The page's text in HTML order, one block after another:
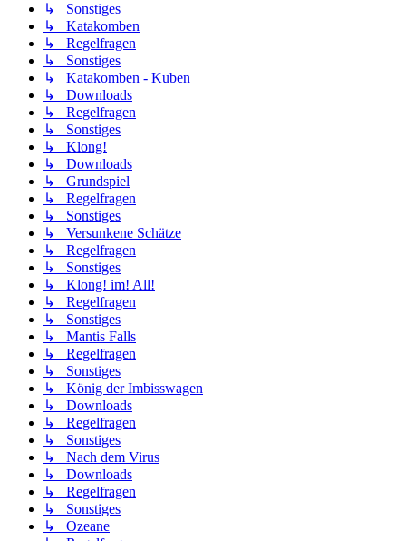
↳ Sonstiges
↳ Katakomben
↳ Regelfragen
↳ Sonstiges
↳ Katakomben - Kuben
↳ Downloads
↳ Regelfragen
↳ Sonstiges
↳ Klong!
↳ Downloads
↳ Grundspiel
↳ Regelfragen
↳ Sonstiges
↳ Versunkene Schätze
↳ Regelfragen
↳ Sonstiges
↳ Klong! im! All!
↳ Regelfragen
↳ Sonstiges
↳ Mantis Falls
↳ Regelfragen
↳ Sonstiges
↳ König der Imbisswagen
↳ Downloads
↳ Regelfragen
↳ Sonstiges
↳ Nach dem Virus
↳ Downloads
↳ Regelfragen
↳ Sonstiges
↳ Ozeane